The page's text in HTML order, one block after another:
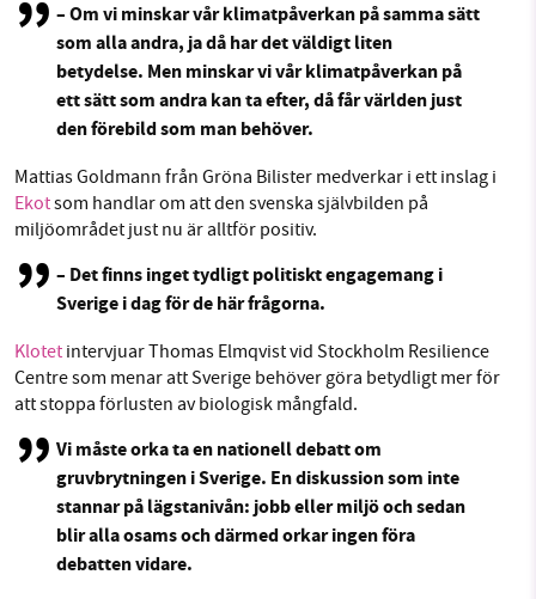
– Om vi minskar vår klimatpåverkan på samma sätt
som alla andra, ja då har det väldigt liten
betydelse. Men minskar vi vår klimatpåverkan på
ett sätt som andra kan ta efter, då får världen just
den förebild som man behöver.
Mattias Goldmann från Gröna Bilister medverkar i ett inslag i
Ekotsom handlar om att den svenska självbilden på
miljöområdet just nu är alltför positiv.
– Det finns inget tydligt politiskt engagemang i
Sverige i dag för de här frågorna.
Klotet intervjuar Thomas Elmqvist vid Stockholm Resilience
Centre som menar att Sverige behöver göra betydligt mer för
att stoppa förlusten av biologisk mångfald.
Vi måste orka ta en nationell debatt om
gruvbrytningen i Sverige. En diskussion som inte
stannar på lägstanivån: jobb eller miljö och sedan
blir alla osams och därmed orkar ingen föra
debatten vidare.